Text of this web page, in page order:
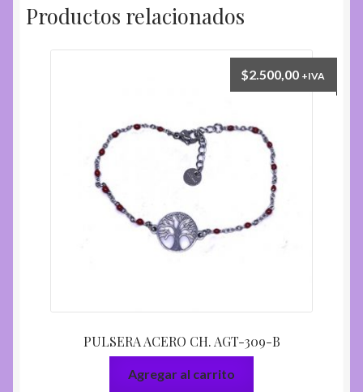
Productos relacionados
PULSERA ACERO CH. AGT-309-B
$2.500,00 +IVA
Agregar al carrito